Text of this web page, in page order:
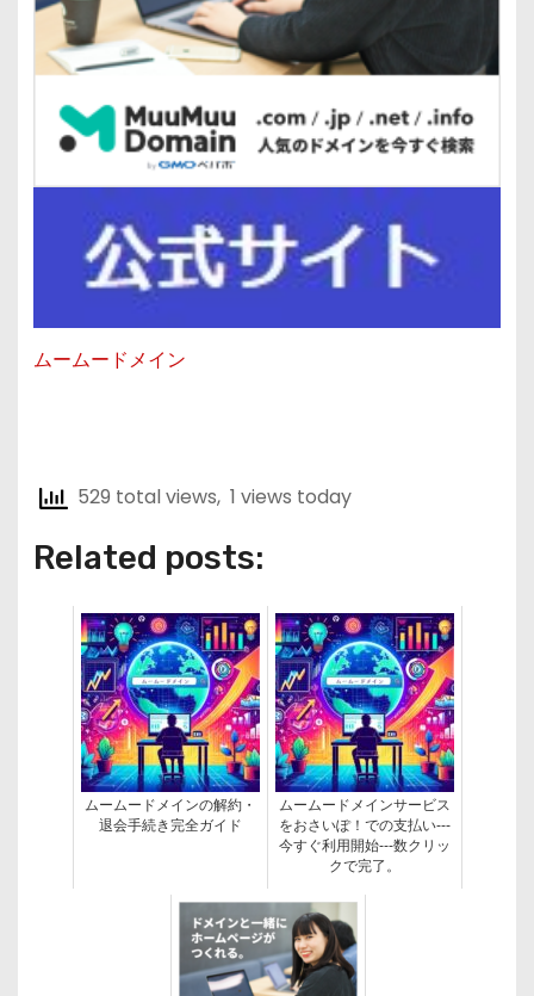
ムームードメイン
529 total views, 1 views today
Related posts:
ムームードメインの解約・
退会手続き完全ガイド
ムームードメインサービス
をおさいぽ！での支払い---
今すぐ利用開始---数クリッ
クで完了。